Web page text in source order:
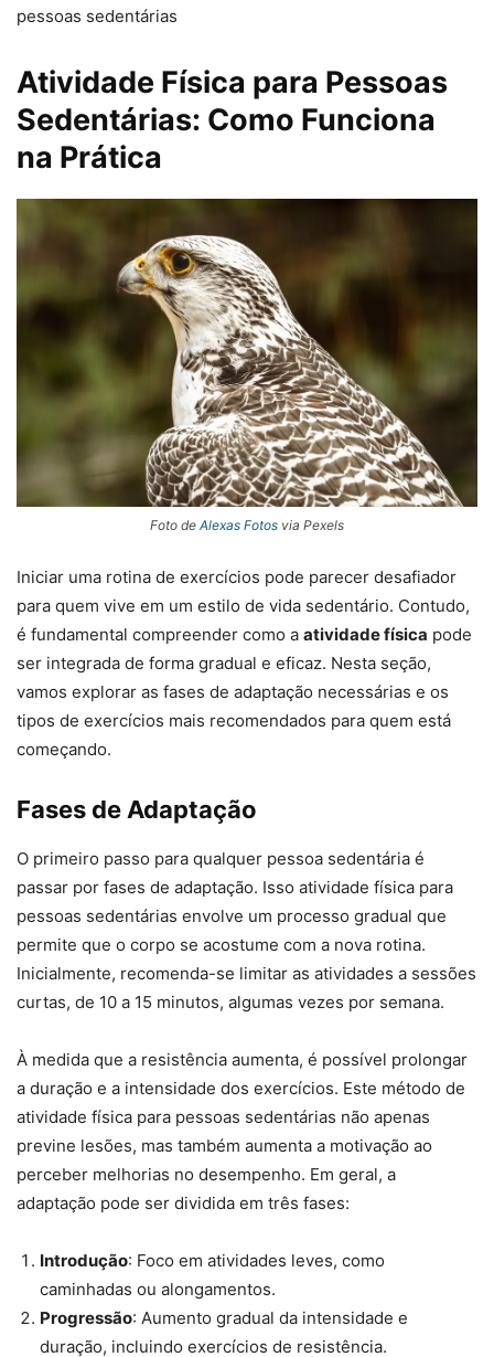
pessoas sedentárias
Atividade Física para Pessoas
Sedentárias: Como Funciona
na Prática
Foto de Alexas Fotos via Pexels
Iniciar uma rotina de exercícios pode parecer desafiador
para quem vive em um estilo de vida sedentário. Contudo,
é fundamental compreender como a atividade física pode
ser integrada de forma gradual e eficaz. Nesta seção,
vamos explorar as fases de adaptação necessárias e os
tipos de exercícios mais recomendados para quem está
começando.
Fases de Adaptação
O primeiro passo para qualquer pessoa sedentária é
passar por fases de adaptação. Isso atividade física para
pessoas sedentárias envolve um processo gradual que
permite que o corpo se acostume com a nova rotina.
Inicialmente, recomenda-se limitar as atividades a sessões
curtas, de 10 a 15 minutos, algumas vezes por semana.
À medida que a resistência aumenta, é possível prolongar
a duração e a intensidade dos exercícios. Este método de
atividade física para pessoas sedentárias não apenas
previne lesões, mas também aumenta a motivação ao
perceber melhorias no desempenho. Em geral, a
adaptação pode ser dividida em três fases:
Introdução: Foco em atividades leves, como
caminhadas ou alongamentos.
Progressão: Aumento gradual da intensidade e
duração, incluindo exercícios de resistência.